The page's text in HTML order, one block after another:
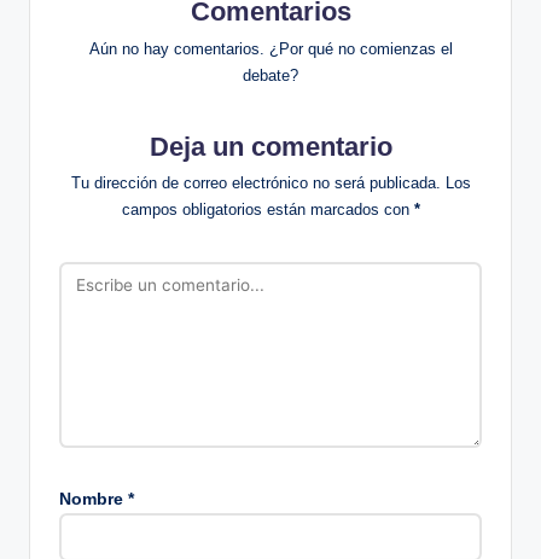
Comentarios
Aún no hay comentarios. ¿Por qué no comienzas el
debate?
Deja un comentario
Tu dirección de correo electrónico no será publicada. Los
campos obligatorios están marcados con *
Nombre *